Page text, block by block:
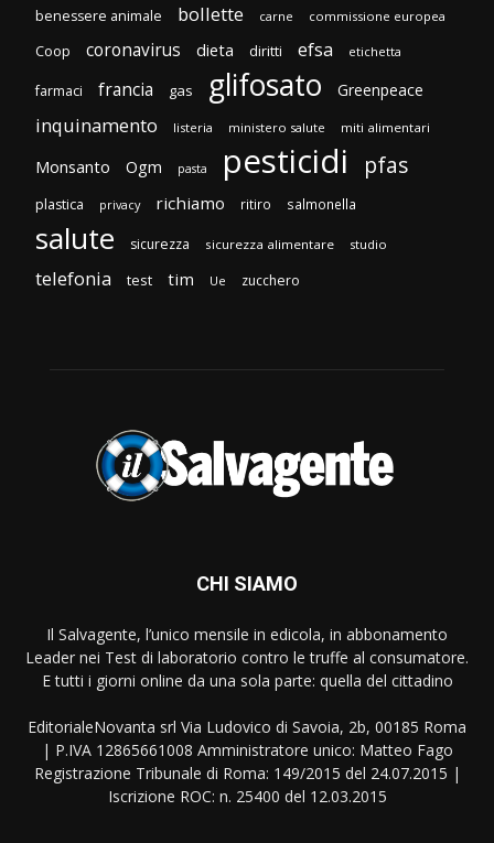
benessere animale bollette carne commissione europea
Coop coronavirus dieta diritti efsa etichetta
farmaci francia gas glifosato Greenpeace
inquinamento listeria ministero salute miti alimentari
Monsanto Ogm pasta pesticidi pfas
plastica privacy richiamo ritiro salmonella
salute sicurezza sicurezza alimentare studio
telefonia test tim Ue zucchero
CHI SIAMO
Il Salvagente, l’unico mensile in edicola, in abbonamento
Leader nei Test di laboratorio contro le truffe al consumatore.
E tutti i giorni online da una sola parte: quella del cittadino
EditorialeNovanta srl Via Ludovico di Savoia, 2b, 00185 Roma
| P.IVA 12865661008 Amministratore unico: Matteo Fago
Registrazione Tribunale di Roma: 149/2015 del 24.07.2015 |
Iscrizione ROC: n. 25400 del 12.03.2015